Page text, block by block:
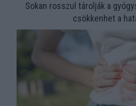
Sokan rosszul tárolják a
csökkenhet a